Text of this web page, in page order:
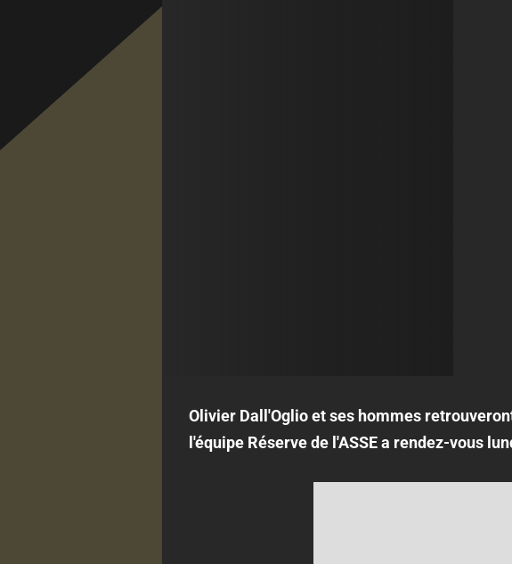
Olivier Dall'Oglio et ses hommes
l'équipe Réserve de l'ASSE a rendez-vous